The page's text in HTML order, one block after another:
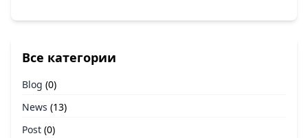
Все категории
Blog (0)
News (13)
Post (0)